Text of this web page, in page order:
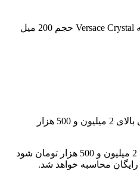
اسپری بدن زنانه شارل رایحه Versace Crystal حجم 200 میل
ارسال رایگان برای سفارش های بالای 2 میلیون و 500 هزار
چنانچه جمع سبد خرید شما بالای 2 میلیون و 500 هزار تومان شود
محاسبه خواهد شد.